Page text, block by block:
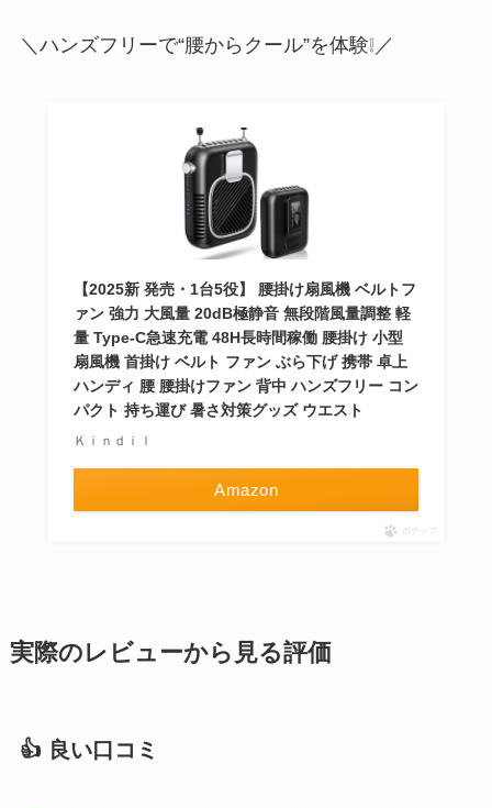
＼ハンズフリーで“腰からクール”を体験❕／
【2025新 発売・1台5役】 腰掛け扇風機 ベルトフ
ァン 強力 大風量 20dB極静音 無段階風量調整 軽
量 Type-C急速充電 48H長時間稼働 腰掛け 小型
扇風機 首掛け ベルト ファン ぶら下げ 携帯 卓上
ハンディ 腰 腰掛けファン 背中 ハンズフリー コン
パクト 持ち運び 暑さ対策グッズ ウエスト
Ｋｉｎｄｉｌ
Amazon
ポチップ
実際のレビューから見る評価
👍 良い口コミ